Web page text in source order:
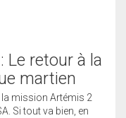
Le retour à la
martien
la mission Artémis 2
Si tout va bien, en